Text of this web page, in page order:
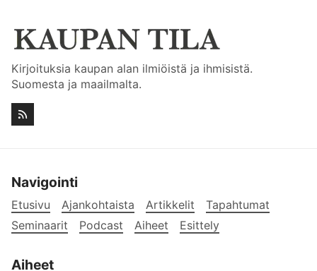
Kirjoituksia kaupan alan ilmiöistä ja ihmisistä.
Suomesta ja maailmalta.
Navigointi
Etusivu Ajankohtaista Artikkelit
Tapahtumat
Seminaarit
Podcast Aiheet Esittely
Aiheet